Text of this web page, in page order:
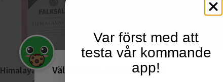
Himalayasalt Grovkornigt Bergsalt Finkornig
Välkommen till Matspar.se
Var först med att
testa vår kommande
app!